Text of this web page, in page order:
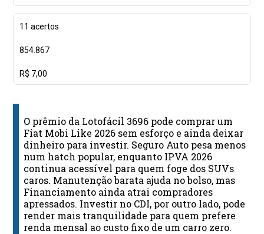
11 acertos
854.867
R$ 7,00
O prêmio da Lotofácil 3696 pode comprar um
Fiat Mobi Like 2026 sem esforço e ainda deixar
dinheiro para investir. Seguro Auto pesa menos
num hatch popular, enquanto IPVA 2026
continua acessível para quem foge dos SUVs
caros. Manutenção barata ajuda no bolso, mas
Financiamento ainda atrai compradores
apressados. Investir no CDI, por outro lado, pode
render mais tranquilidade para quem prefere
renda mensal ao custo fixo de um carro zero.